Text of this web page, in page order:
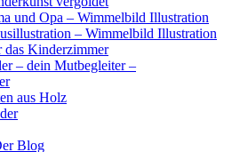
und Opa – Wimmelbild Illustration
– Wimmelbild Illustration
das Kinderzimmer
– dein Mutbegleiter –
aus Holz
Blog